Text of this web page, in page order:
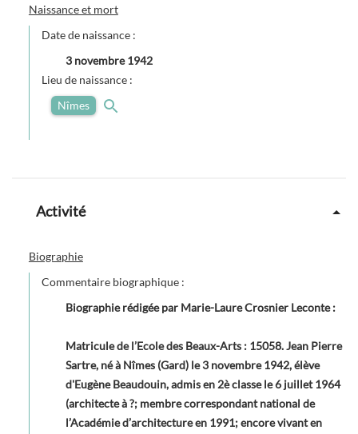
Naissance et mort
Date de naissance :
3 novembre 1942
Lieu de naissance :
Nîmes
Activité
Biographie
Commentaire biographique :
Biographie rédigée par Marie-Laure Crosnier Leconte:
Matricule de l’Ecole des Beaux-Arts : 15058. Jean Pierre
Sartre, né à Nîmes (Gard) le 3 novembre 1942, élève
d'Eugène Beaudouin, admis en 2è classe le 6 juillet 1964
(architecte à ?; membre correspondant national de
l’Académie d’architecture en 1991; encore vivant en